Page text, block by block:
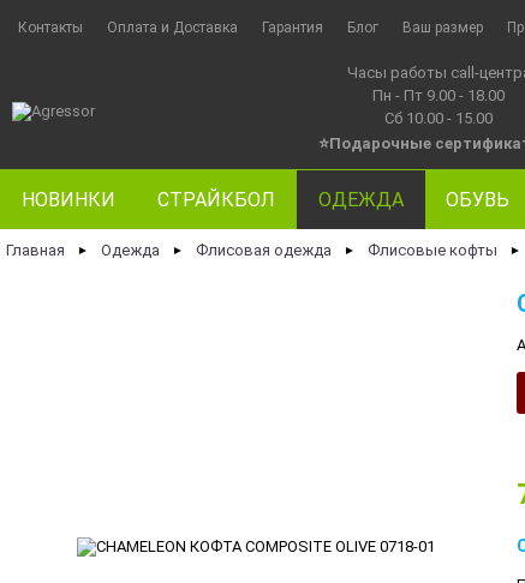
Контакты Оплата и Доставка Гарантия Блог Ваш размер
Часы работы call-
Пн - Пт 9.00 - 18.00
Сб 10.00 - 15.00
⭐Подарочные
НОВИНКИ СТРАЙКБОЛ ОДЕЖДА ОБУВЬ
Главная ► Одежда ► Флисовая одежда ► Флисовые кофты ►